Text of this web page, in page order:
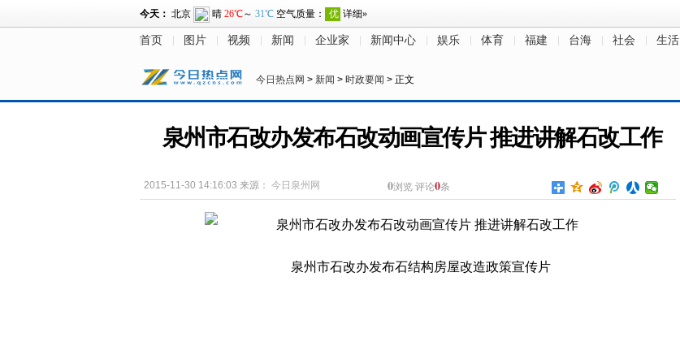
首页 图片 视频 新闻 企业家 新闻中心 娱乐 体育 福建 台海 社会 生活
今日热点网 > 新闻 > 时政要闻 > 正文
泉州市石改办发布石改动画宣传片 推进讲解石改工作
2015-11-30 14:16:03 来源： 今日泉州网 0浏览 评论0条
泉州市石改办发布石结构房屋改造政策宣传片